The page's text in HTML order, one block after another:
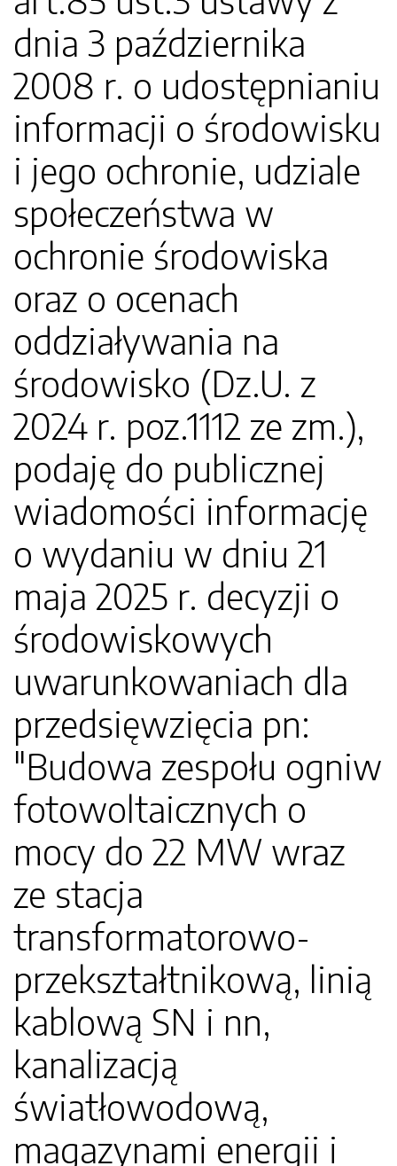
dnia 3 października
2008 r. o udostępnianiu
informacji o środowisku
i jego ochronie, udziale
społeczeństwa w
ochronie środowiska
oraz o ocenach
oddziaływania na
środowisko (Dz.U. z
2024 r. poz.1112 ze zm.),
podaję do publicznej
wiadomości informację
o wydaniu w dniu 21
maja 2025 r. decyzji o
środowiskowych
uwarunkowaniach dla
przedsięwzięcia pn:
"Budowa zespołu ogniw
fotowoltaicznych o
mocy do 22 MW wraz
ze stacja
transformatorowo-
przekształtnikową, linią
kablową SN i nn,
kanalizacją
światłowodową,
magazynami energii i